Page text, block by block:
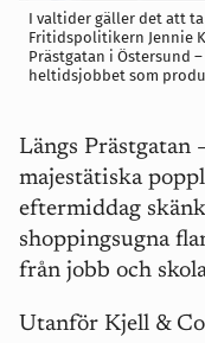
I valtider gäller det att
Fritidspolitikern Jennie
Prästgatan i Östersund
heltidsjobbet som
Längs Prästgatan
majestätiska
eftermiddag
shoppingsugna
från jobb och
Utanför Kjell &